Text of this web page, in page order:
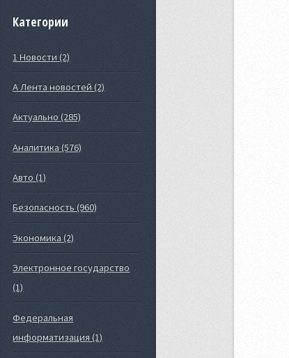
Категории
1 Новости (2)
А Лента новостей (2)
Актуально (285)
Аналитика (576)
Авто (1)
Безопасность (960)
Экономика (2)
Электронное государство
(1)
Федеральная
информатизация (1)